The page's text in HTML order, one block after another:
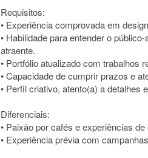
Requisitos:
• Experiência comprovada em
• Habilidade para entender o
atraente.
• Portfólio atualizado com trabalhos
• Capacidade de cumprir prazos e
• Perfil criativo, atento(a) a detalhes
Diferenciais:
• Paixão por cafés e experiências
• Experiência prévia com